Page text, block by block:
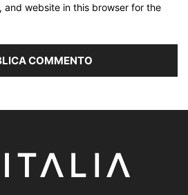
and website in this browser for the